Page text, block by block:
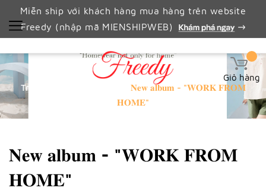
Miễn ship với khách hàng mua hàng trên website
Freedy (nhập mã MIENSHIPWEB)
Giỏ hàng
Trang chủ
𝐍𝐞𝐰 𝐚𝐥𝐛𝐮𝐦 - "𝐖𝐎𝐑𝐊 𝐅𝐑𝐎𝐌
𝐇𝐎𝐌𝐄"
𝐍𝐞𝐰 𝐚𝐥𝐛𝐮𝐦 - "𝐖𝐎𝐑𝐊 𝐅𝐑𝐎𝐌
𝐇𝐎𝐌𝐄"